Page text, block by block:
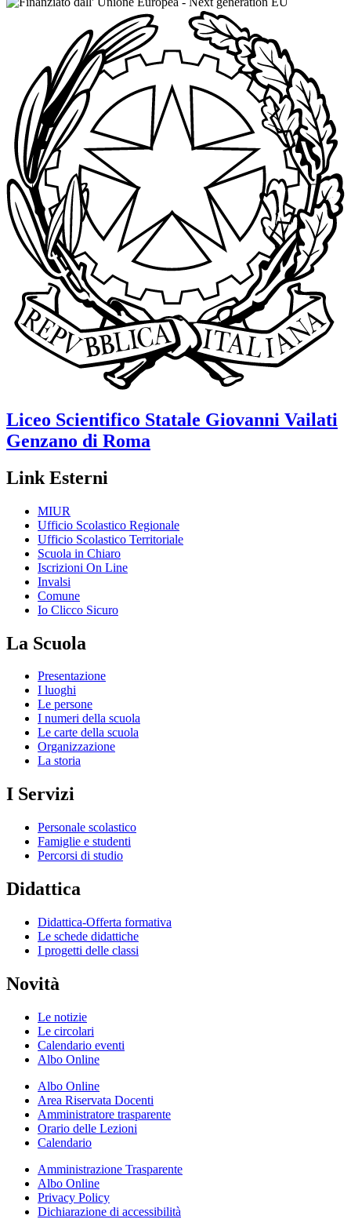
Liceo Scientifico Statale Giovanni Vailati
Genzano di Roma
Link Esterni
MIUR
Ufficio Scolastico Regionale
Ufficio Scolastico Territoriale
Scuola in Chiaro
Iscrizioni On Line
Invalsi
Comune
Io Clicco Sicuro
La Scuola
Presentazione
I luoghi
Le persone
I numeri della scuola
Le carte della scuola
Organizzazione
La storia
I Servizi
Personale scolastico
Famiglie e studenti
Percorsi di studio
Didattica
Didattica-Offerta formativa
Le schede didattiche
I progetti delle classi
Novità
Le notizie
Le circolari
Calendario eventi
Albo Online
Albo Online
Area Riservata Docenti
Amministratore trasparente
Orario delle Lezioni
Calendario
Amministrazione Trasparente
Albo Online
Privacy Policy
Dichiarazione di accessibilità